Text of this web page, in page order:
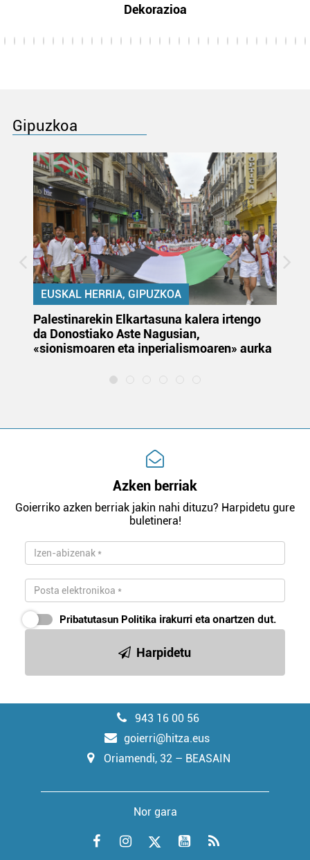
Dekorazioa
Gipuzkoa
EUSKAL HERRIA, GIPUZKOA
Palestinarekin Elkartasuna kalera irtengo
da Donostiako Aste Nagusian,
«sionismoaren eta inperialismoaren» aurka
Azken berriak
Goierriko azken berriak jakin nahi dituzu? Harpidetu gure
buletinera!
Pribatutasun Politika irakurri eta onartzen dut.
Harpidetu
943 16 00 56
goierri@hitza.eus
Oriamendi, 32 – BEASAIN
Nor gara